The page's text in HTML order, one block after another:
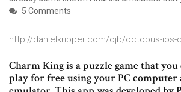
5 Comments
http://danielkripper.com/ojb/octopus-ios-
Charm King is a puzzle game that
play for free using your PC computer